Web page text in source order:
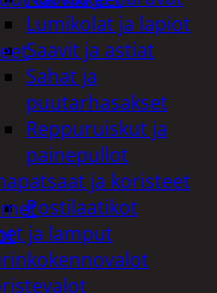
Lumikolat ja lapiot
Saavit ja astiat
Sahat ja
puutarhasakset
Reppuruiskut ja
painepullot
ja koristeet
Postilaatikot
ja lamput